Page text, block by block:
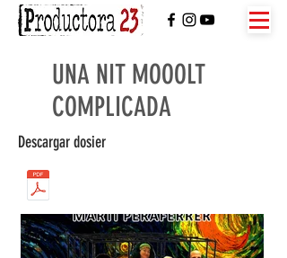
UNA NIT MOOOLT
COMPLICADA
Descargar dosier